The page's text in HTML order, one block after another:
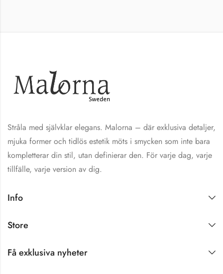
Stråla med självklar elegans. Malorna – där exklusiva detaljer,
mjuka former och tidlös estetik möts i smycken som inte bara
kompletterar din stil, utan definierar den. För varje dag, varje
tillfälle, varje version av dig.
Info
Store
Få exklusiva nyheter